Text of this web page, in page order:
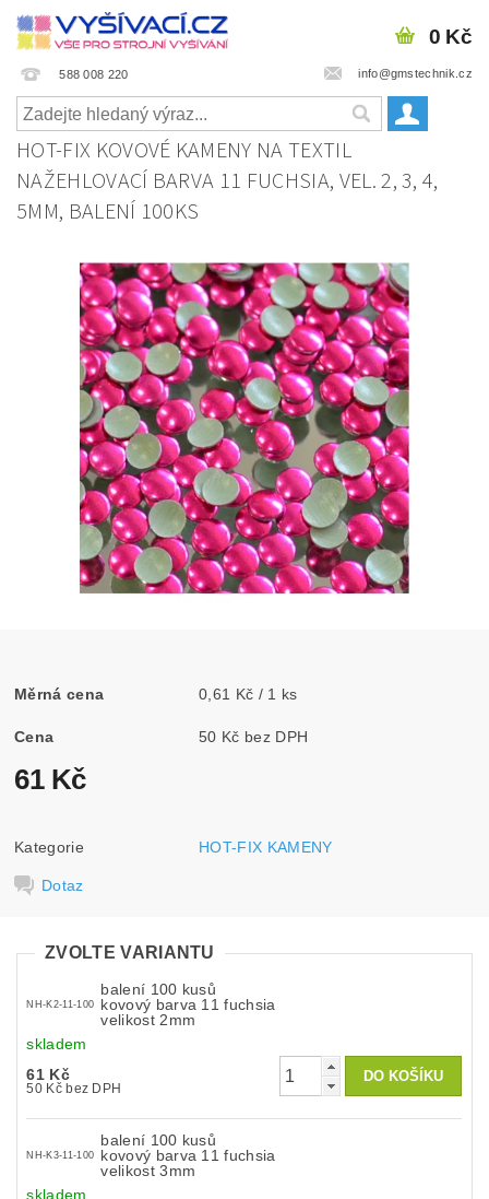
588 008 220 info@gmstechnik.cz
0 Kč
HOT-FIX KOVOVÉ KAMENY NA TEXTIL
NAŽEHLOVACÍ BARVA 11 FUCHSIA, VEL. 2, 3, 4,
5MM, BALENÍ 100KS
Měrná cena 0,61 Kč / 1 ks
Cena 50 Kč bez DPH
61 Kč
Kategorie HOT-FIX KAMENY
Dotaz
ZVOLTE VARIANTU
NH-K2-11-100
balení 100 kusů
kovový barva 11 fuchsia
velikost 2mm
skladem
61 Kč
50 Kč bez DPH
NH-K3-11-100
balení 100 kusů
kovový barva 11 fuchsia
velikost 3mm
skladem